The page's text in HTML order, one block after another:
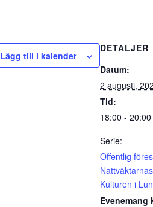
Lägg till i kalender
DETALJER
Datum:
2 augusti,
Tid:
18:00 - 20:00
Serie:
Offentlig
Kulturen i
Evenemang